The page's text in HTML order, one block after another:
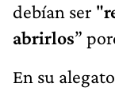
debían ser "
abrirlos”
En su